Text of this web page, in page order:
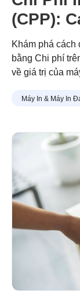
(CPP):
In Ấn
Khám phá
bằng Chi phí
về giá trị của
chi phí thấp
Máy In & Máy In